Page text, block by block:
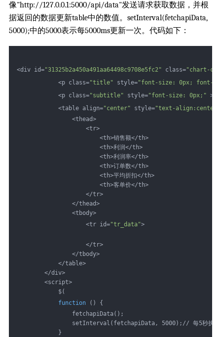
像"http://127.0.0.1:5000/api/data"发送请求获取数据，并根
据返回的数据更新table中的数值。setInterval(fetchapiData,
5000);中的5000表示每5000ms更新一次。代码如下：
<div id="31325b2a450a491aa64498c9708e5fc2" class="chart-
<p class="title" style="font-size: 0px; font-
<p class="subtitle" style="font-size: 0px;" >
<table align="center" style="text-
<thead>
<tr>
<th>销售额</th>
<th>利润</th>
<th>利润率</th>
<th>订单数</th>
<th>平均折扣</th>
<th>客单价</th>
</tr>
</thead>
<tbody>
<tr id="tr_data">
</tr>
</tbody>
</table>
</div>
<script>
$(
function () {
fetchapiData();
setInterval(fetchapiData, 5000);// 每5秒执行一次
}